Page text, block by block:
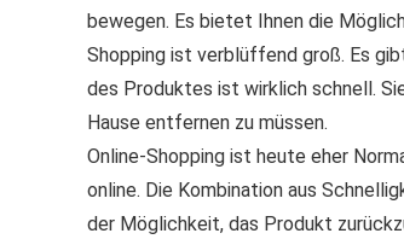
bewegen. Es bietet Ihnen die
Shopping ist verblüffend groß. Es
des Produktes ist wirklich schnell.
Hause entfernen zu müssen.
Online-Shopping ist heute eher
online. Die Kombination aus
der Möglichkeit, das Produkt